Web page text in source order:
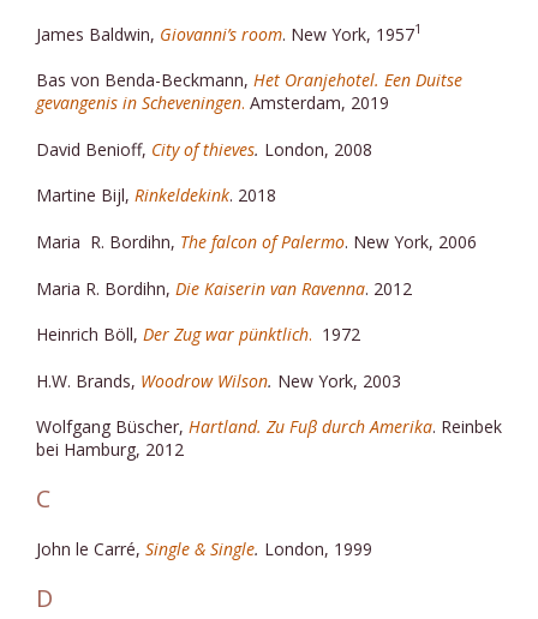
James Baldwin, Giovanni’s room. New York, 19571
Bas von Benda-Beckmann, Het Oranjehotel. Een Duitse
gevangenis in Scheveningen. Amsterdam, 2019
David Benioff, City of thieves. London, 2008
Martine Bijl, Rinkeldekink. 2018
Maria R. Bordihn, The falcon of Palermo. New York, 2006
Maria R. Bordihn, Die Kaiserin van Ravenna. 2012
Heinrich Böll, Der Zug war pünktlich. 1972
H.W. Brands, Woodrow Wilson. New York, 2003
Wolfgang Büscher, Hartland. Zu Fuβ durch Amerika. Reinbek
bei Hamburg, 2012
C
John le Carré, Single & Single. London, 1999
D